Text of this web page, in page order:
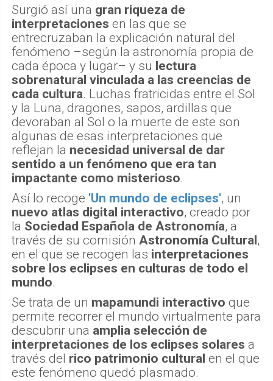
Surgió así una gran riqueza de
interpretaciones en las que se
entrecruzaban la explicación natural del
fenómeno –según la astronomía propia de
cada época y lugar– y su lectura
sobrenatural vinculada a las creencias de
cada cultura. Luchas fratricidas entre el Sol
y la Luna, dragones, sapos, ardillas que
devoraban al Sol o la muerte de este son
algunas de esas interpretaciones que
reflejan la necesidad universal de dar
sentido a un fenómeno que era tan
impactante como misterioso.
Así lo recoge 'Un mundo de eclipses', un
nuevo atlas digital interactivo, creado por
la Sociedad Española de Astronomía, a
través de su comisión Astronomía Cultural,
en el que se recogen las interpretaciones
sobre los eclipses en culturas de todo el
mundo.
Se trata de un mapamundi interactivo que
permite recorrer el mundo virtualmente para
descubrir una amplia selección de
interpretaciones de los eclipses solares a
través del rico patrimonio cultural en el que
este fenómeno quedó plasmado.